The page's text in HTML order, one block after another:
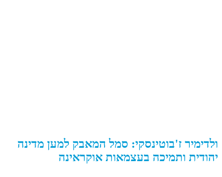
ולדימיר ז'בוטינסקי: סמל המאבק למען מדינה
יהודית ותמיכה בעצמאות אוקראינה